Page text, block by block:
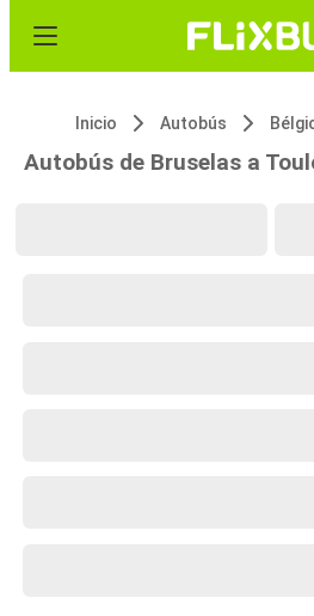
Inicio Autobús
Autobús de Bruselas a